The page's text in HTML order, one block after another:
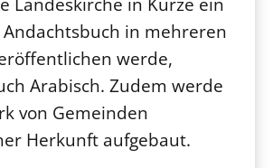
in mehreren
werde,
Arabisch. Zudem werde
von Gemeinden
Herkunft aufgebaut.